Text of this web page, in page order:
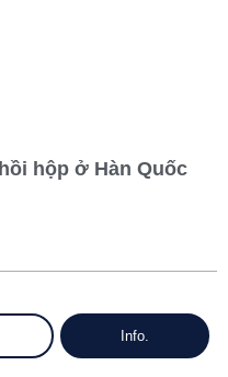
hộp ở Hàn Quốc
Info.